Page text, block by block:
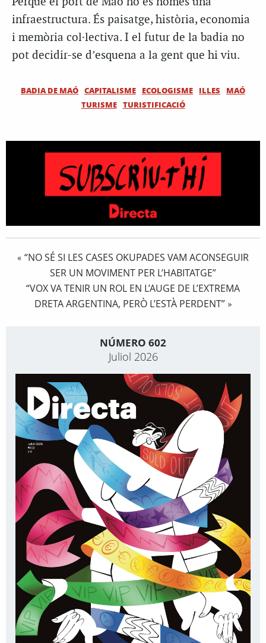
infraestructura. És paisatge, història, economia
i memòria col·lectiva. I el futur de la badia no
pot decidir-se d’esquena a la gent que hi viu.
BADIA DE MAÓ CAPITALISME ECOLOGISME ILLES
MAÓ
TURISME TURISTIFICACIÓ
« “NO SÉ SI LES CASES OKUPADES VAM ACONSEGUIR
SER UN MOVIMENT PER L’HABITATGE”
“VOX VA TENIR UN ROL EN L’AUGE DE L’EXTREMA
DRETA ARGENTINA, PERÒ L’ESTÀ PERDENT”»
NÚMERO 602
Juliol 2026